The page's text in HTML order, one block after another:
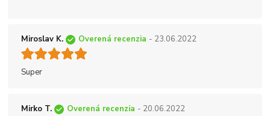
Miroslav K. Overená recenzia - 23.06.2022
Super
Mirko T. Overená recenzia - 20.06.2022